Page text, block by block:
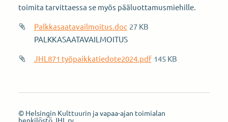
toimita tarvittaessa se myös pääluottamusmiehille.
Palkkasaatavailmoitus.doc 27 KB
PALKKASAATAVAILMOITUS
JHL871 työpaikkatiedote2024.pdf 145 KB
© Helsingin Kulttuurin ja vapaa-ajan toimialan
henkilöstö JHL ry